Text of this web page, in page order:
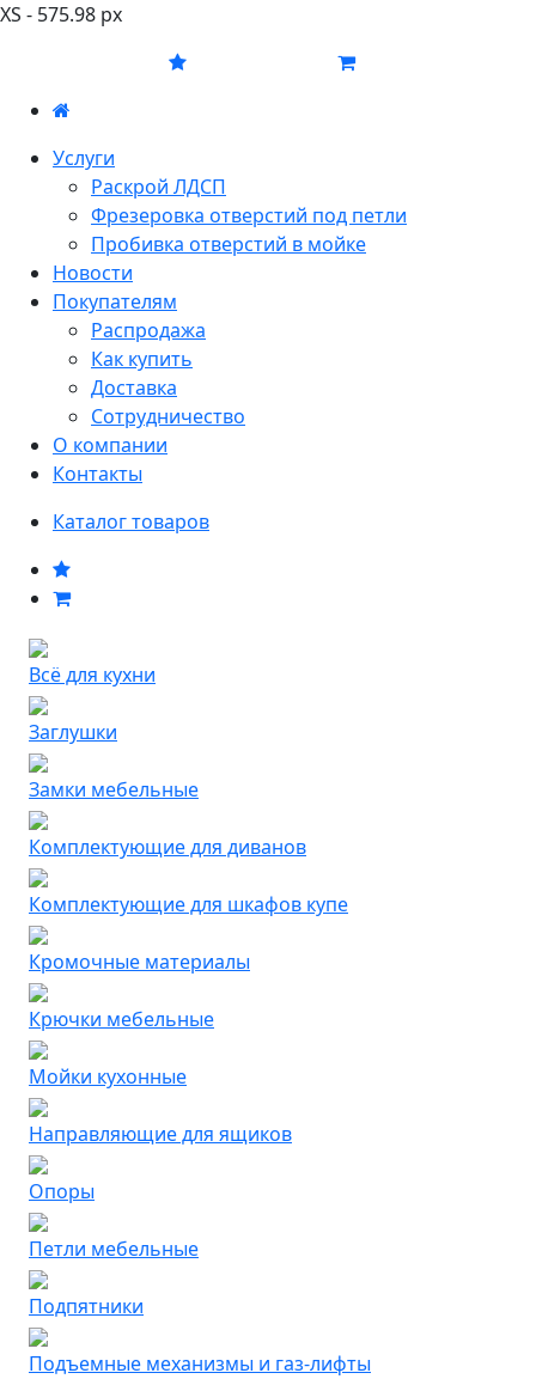
XS - 575.98 px
Услуги
Раскрой ЛДСП
Фрезеровка отверстий под петли
Пробивка отверстий в мойке
Новости
Покупателям
Распродажа
Как купить
Доставка
Сотрудничество
О компании
Контакты
Каталог товаров
Всё для кухни
Заглушки
Замки мебельные
Комплектующие для диванов
Комплектующие для шкафов купе
Кромочные материалы
Крючки мебельные
Мойки кухонные
Направляющие для ящиков
Опоры
Петли мебельные
Подпятники
Подъемные механизмы и газ-лифты